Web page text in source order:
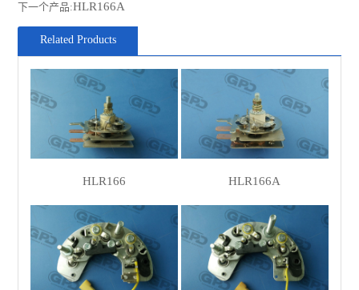
UNIPOINT REC-822
POWERMAX 81111152
DUCELLIER 593057
MITSUBISHI A00Q2140C
ENGINE
MAGNETI
MARELLI
940038265
CASCO CRC25100AS
下一个产品:HLR166A
Related Products
HLR166 HLR166A